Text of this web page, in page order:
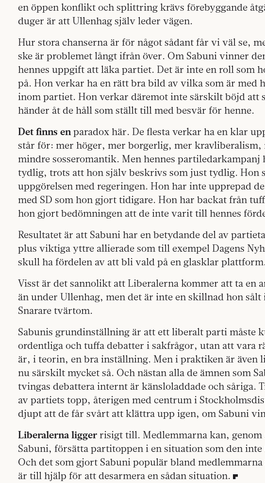
en öppen konflikt och splittring krävs förebyggande
duger är att Ullenhag själv leder vägen.
Hur stora chanserna är för något sådant får vi väl se,
ske är problemet långt ifrån över. Om Sabuni vinner
hennes uppgift att läka partiet. Det är inte en roll som
på. Hon verkar ha en rätt bra bild av vilka som är med
inom partiet. Hon verkar däremot inte särskilt böjd att
händer åt de håll som ställt till med besvär för henne.
Det finns en paradox här. De flesta verkar ha en klar
står för: mer höger, mer borgerlig, mer
mindre sosseromantik. Men hennes
tydlig, trots att hon själv beskrivs som just tydlig. Hon
uppgörelsen med regeringen. Hon har inte upprepad
med SD som hon gjort tidigare. Hon har backat från
hon gjort bedömningen att de inte varit till hennes
Resultatet är att Sabuni har en betydande del av
plus viktiga yttre allierade som till exempel Dagens
skull ha fördelen av att bli vald på en glasklar
Visst är det sannolikt att Liberalerna kommer att ta en
än under Ullenhag, men det är inte en skillnad hon
Snarare tvärtom.
Sabunis grundinställning är att ett liberalt parti måste
ordentliga och tuffa debatter i sakfrågor, utan att vara
är, i teorin, en bra inställning. Men i praktiken är även
nu särskilt mycket så. Och nästan alla de ämnen som
tvingas debattera internt är känsloladdade och såriga.
av partiets topp, återigen med centrum i
djupt att de får svårt att klättra upp igen, om Sabuni
Liberalerna ligger risigt till. Medlemmarna kan, genom
Sabuni, försätta partitoppen i en situation som den
Och det som gjort Sabuni populär bland
är till hjälp för att desarmera en sådan situation.